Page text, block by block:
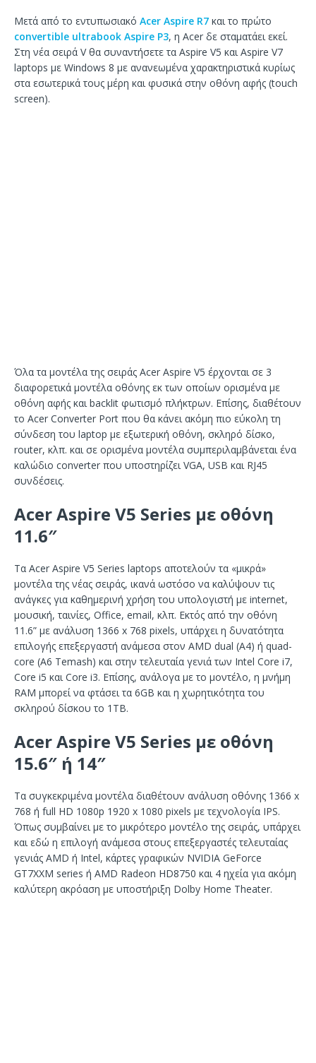
Μετά από το εντυπωσιακό Acer Aspire R7 και το πρώτο
convertible ultrabook Aspire P3, η Acer δε σταματάει εκεί.
Στη νέα σειρά V θα συναντήσετε τα Aspire V5 και Aspire V7
laptops με Windows 8 με ανανεωμένα χαρακτηριστικά κυρίως
στα εσωτερικά τους μέρη και φυσικά στην οθόνη αφής (touch
screen).
Όλα τα μοντέλα της σειράς Acer Aspire V5 έρχονται σε 3
διαφορετικά μοντέλα οθόνης εκ των οποίων ορισμένα με
οθόνη αφής και backlit φωτισμό πλήκτρων. Επίσης, διαθέτουν
το Acer Converter Port που θα κάνει ακόμη πιο εύκολη τη
σύνδεση του laptop με εξωτερική οθόνη, σκληρό δίσκο,
router, κλπ. και σε ορισμένα μοντέλα συμπεριλαμβάνεται ένα
καλώδιο converter που υποστηρίζει VGA, USB και RJ45
συνδέσεις.
Acer Aspire V5 Series με οθόνη
11.6″
Τα Acer Aspire V5 Series laptops αποτελούν τα «μικρά»
μοντέλα της νέας σειράς, ικανά ωστόσο να καλύψουν τις
ανάγκες για καθημερινή χρήση του υπολογιστή με internet,
μουσική, ταινίες, Office, email, κλπ. Εκτός από την οθόνη
11.6” με ανάλυση 1366 x 768 pixels, υπάρχει η δυνατότητα
επιλογής επεξεργαστή ανάμεσα στον AMD dual (A4) ή quad-
core (A6 Temash) και στην τελευταία γενιά των Intel Core i7,
Core i5 και Core i3. Επίσης, ανάλογα με το μοντέλο, η μνήμη
RAM μπορεί να φτάσει τα 6GB και η χωρητικότητα του
σκληρού δίσκου το 1TB.
Acer Aspire V5 Series με οθόνη
15.6″ ή 14″
Τα συγκεκριμένα μοντέλα διαθέτουν ανάλυση οθόνης 1366 x
768 ή full HD 1080p 1920 x 1080 pixels με τεχνολογία IPS.
Όπως συμβαίνει με το μικρότερο μοντέλο της σειράς, υπάρχει
και εδώ η επιλογή ανάμεσα στους επεξεργαστές τελευταίας
γενιάς AMD ή Intel, κάρτες γραφικών NVIDIA GeForce
GT7XXM series ή AMD Radeon HD8750 και 4 ηχεία για ακόμη
καλύτερη ακρόαση με υποστήριξη Dolby Home Theater.